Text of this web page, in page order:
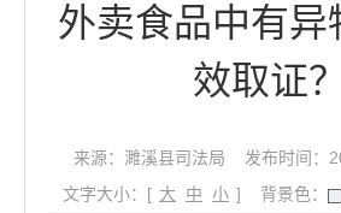
外卖食品中有异
效取证？
来源：濉溪县司法局
发布时间：
文字大小：[ 大 中 小 ] 背景色：